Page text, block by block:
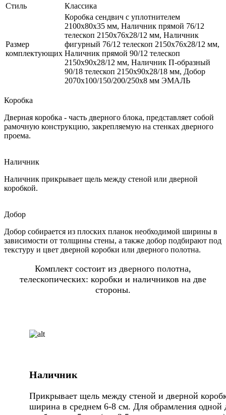
Стиль
Классика
Размер
комплектующих
Коробка сендвич с уплотнителем
2100х80х35 мм, Наличник прямой 76/12
телескоп 2150х76х28/12 мм, Наличник
фигурный 76/12 телескоп 2150х76х28/12 мм,
Наличник прямой 90/12 телескоп
2150х90х28/12 мм, Наличник П-образный
90/18 телескоп 2150х90х28/18 мм, Добор
2070х100/150/200/250х8 мм ЭМАЛЬ
Коробка
Дверная коробка - часть дверного блока, представляет собой
рамочную конструкцию, закрепляемую на стенках дверного
проема.
Наличник
Наличник прикрывает щель между стеной или дверной
коробкой.
Добор
Добор собирается из плоских планок необходимой ширины в
зависимости от толщины стены, а также добор подбирают под
текстуру и цвет дверной коробки или дверного полотна.
Комплект состоит из дверного полотна,
телескопических: коробки и наличников на две
стороны.
Наличник
Прикрывает щель между стеной и дверной
ширина в среднем 6-8 см. Для обрамления одной